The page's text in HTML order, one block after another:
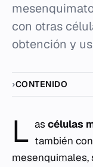
con otras
obtención y
CONTENIDO
L as células
también
mesenquimales,